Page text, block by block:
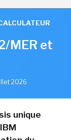
MER et
2026
unique